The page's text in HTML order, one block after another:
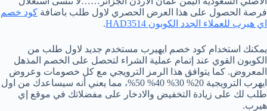
فرصة الحصول على هذا العرض الحصري لاول طلب باضافة كود خصم
اي هيرب للعملاء الجدد الكوبون HAD3514
.
يمكنك استخدام كود خصم ايهيرب مستخدم جديد لاول طلب من
الكوبون القوي عند إتمام عملية الشراء لتحصل على الخصم المذهل
المعروض. كما يتوافق هذا الرمز الترويجي مع كل خصومات وعروض
ايهرب الترويجية 20% 30% 40% 50%، مما يعني أنه سيساعدك من اول
طلب لك على زيادة التخفيض والادخار على مفضلاتك في موقع إي
هيرب.